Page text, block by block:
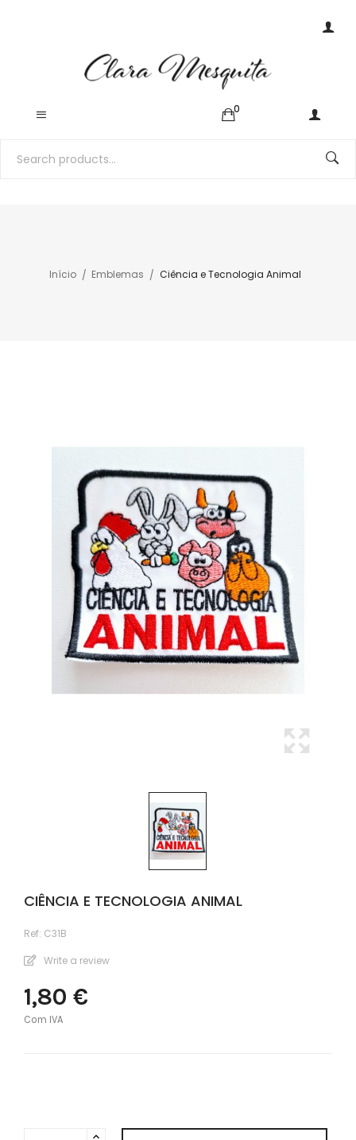
0
Início Emblemas Ciência e Tecnologia Animal
CIÊNCIA E TECNOLOGIA ANIMAL
Ref: C31B
Write a review
1,80 €
Com IVA